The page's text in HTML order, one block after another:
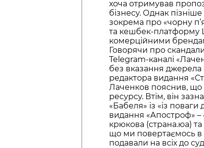
хоча отримував
бізнесу. Однак
зокрема про «чорну
та кешбек-платформу
комерційними
Говорячи про
Telegram-каналі
без вказання джерела
редактора видання
Лаченков пояснив,
ресурсу. Втім, він
«Бабеля» із «із поваги
видання «Апостроф» –
крюкова (страна.юа)
що ми повертаємось в
подавали на всіх до